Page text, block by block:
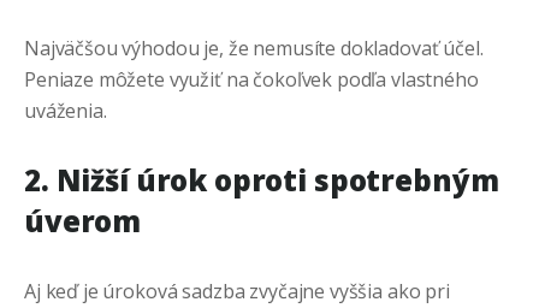
Najväčšou výhodou je, že nemusíte dokladovať účel.
Peniaze môžete využiť na čokoľvek podľa vlastného
uváženia.
2. Nižší úrok oproti spotrebným
úverom
Aj keď je úroková sadzba zvyčajne vyššia ako pri